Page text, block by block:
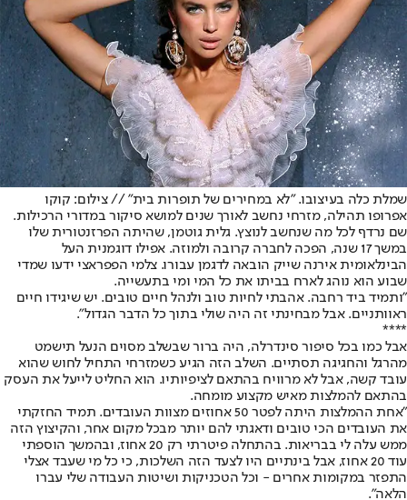
שמלת כלה בעיצובו. "לא במחירים של תופרות בית" // צילום: קוקו
אפרופו תהילה, מזרחי נחשב לאורך שנים למושא סיקור במדורי הרכילות.
שם נרדף לכל מה שנחשב לנוצץ. גלית גוטמן, שהיתה הפרזנטורית שלו
במשך 17 שנה, הפכה לחברה קרובה ולמוזה. אפילו דוגמנית העל
הבינלאומית אירנה שייק הובאה לדגמן עבורו. צלמי הפפראצי ידעו שמדי
שבוע הוא נוהג לארח בביתו את כל המי ומי בתעשייה.
"ותמיד ביד רחבה. אהבתי לחיות טוב ולנהל חיים טובים. יש שיגידו חיים
ראוותניים. אבל מבחינתי זה היה שולי בתוך כל הדבר הגדול".
****
אבל כמו בכל סיפור סינדרלה, היה ברור שבשלב מסוים הנעל תישמט
מהרגל והחגיגה תסתיים. השלב הזה הגיע כשמזרחי התחיל לחוש שהוא
עובד קשה, אבל לא מרוויח בהתאם לציפיותיו. הוא החליט לייעל את העסק
בהתאם להמלצות מאיש מקצוע מומחה.
"אחת ההמלצות היתה לפטר 50 אחוזים מצוות העובדים. תמיד החזקתי
את העובדים הכי טובים ודאגתי להם יותר מבכל מקום אחר, והקיצוץ הזה
ממש עלה לי בבריאות. בהתחלה פיטרתי רק 20 אחוז, ובהמשך הוספתי
עוד 20 אחוז, אבל בינתיים היו לצעד הזה השלכות, כי כל מי שעבד אצלי
התפזר במקומות אחרים - וכל הטכניקות ושיטות העבודה שלי עברו
הלאה".